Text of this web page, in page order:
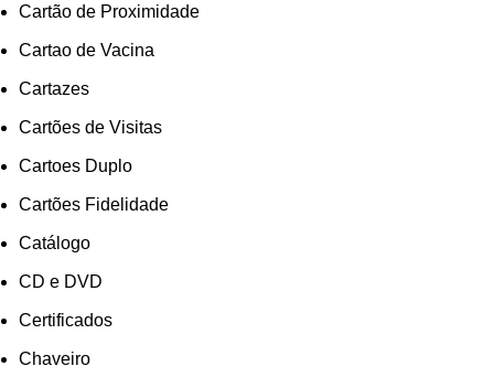
Cartão de Proximidade
Cartao de Vacina
Cartazes
Cartões de Visitas
Cartoes Duplo
Cartões Fidelidade
Catálogo
CD e DVD
Certificados
Chaveiro